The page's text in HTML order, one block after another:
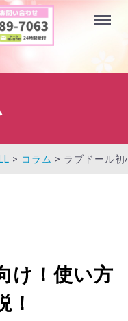
Menu
> コラム > ラブドール
け！使い方
！